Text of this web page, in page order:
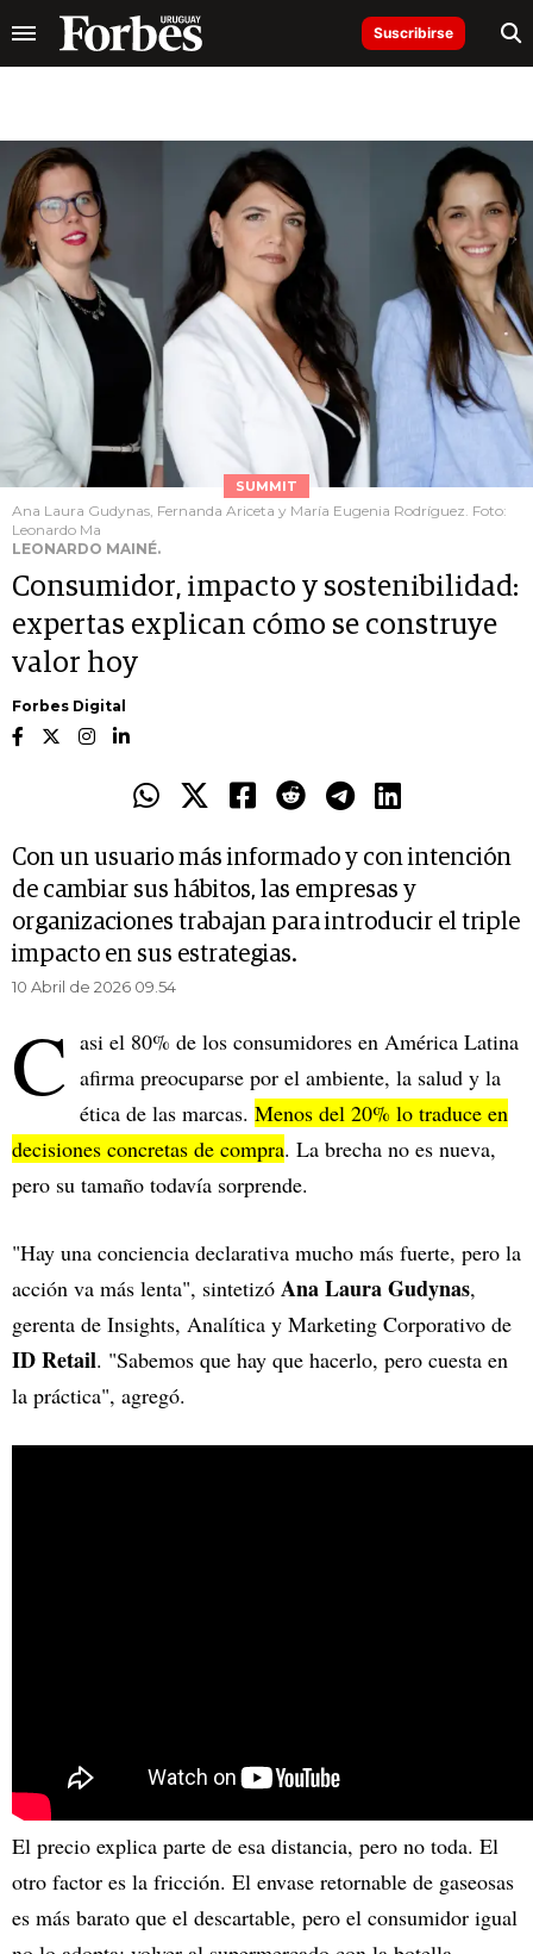
Suscribirse
SUMMIT
Ana Laura Gudynas, Fernanda Ariceta y María Eugenia Rodríguez. Foto:
Leonardo Ma
LEONARDO MAINÉ.
Consumidor, impacto y sostenibilidad:
expertas explican cómo se construye
valor hoy
Forbes Digital
Con un usuario más informado y con intención
de cambiar sus hábitos, las empresas y
organizaciones trabajan para introducir el triple
impacto en sus estrategias.
10 Abril de 2026 09.54
C asi el 80% de los consumidores en América Latina
afirma preocuparse por el ambiente, la salud y la
ética de las marcas. Menos del 20% lo traduce en
decisiones concretas de compra. La brecha no es nueva,
pero su tamaño todavía sorprende.
"Hay una conciencia declarativa mucho más fuerte, pero la
acción va más lenta", sintetizó Ana Laura Gudynas,
gerenta de Insights, Analítica y Marketing Corporativo de
ID Retail. "Sabemos que hay que hacerlo, pero cuesta en
la práctica", agregó.
El precio explica parte de esa distancia, pero no toda. El
otro factor es la fricción. El envase retornable de gaseosas
es más barato que el descartable, pero el consumidor igual